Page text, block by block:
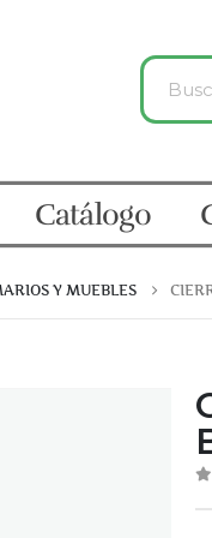
Catálogo
Y MUEBLES